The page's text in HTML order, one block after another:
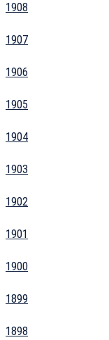
1908
1907
1906
1905
1904
1903
1902
1901
1900
1899
1898